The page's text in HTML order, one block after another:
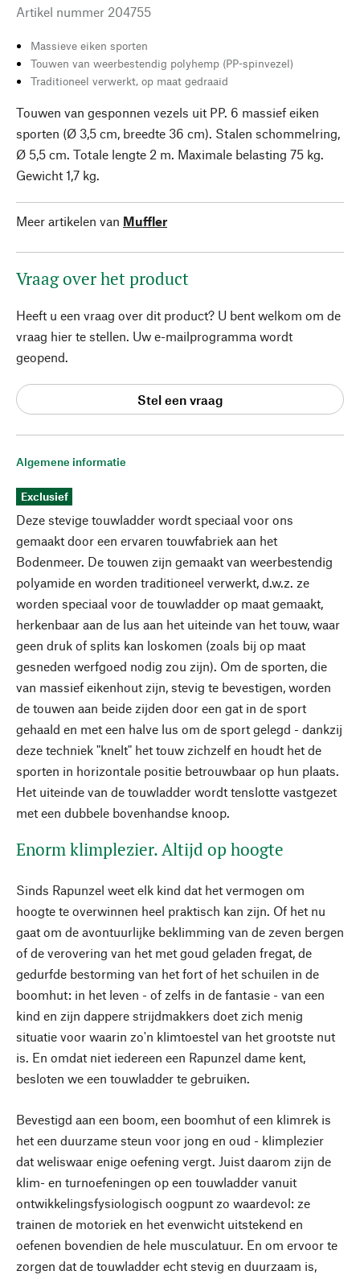
Algemene informatie
Exclusief
Deze stevige touwladder wordt speciaal voor ons
gemaakt door een ervaren touwfabriek aan het
Bodenmeer. De touwen zijn gemaakt van weerbestendig
polyamide en worden traditioneel verwerkt, d.w.z. ze
worden speciaal voor de touwladder op maat gemaakt,
herkenbaar aan de lus aan het uiteinde van het touw, waar
geen druk of splits kan loskomen (zoals bij op maat
gesneden werfgoed nodig zou zijn). Om de sporten, die
van massief eikenhout zijn, stevig te bevestigen, worden
de touwen aan beide zijden door een gat in de sport
gehaald en met een halve lus om de sport gelegd - dankzij
deze techniek "knelt" het touw zichzelf en houdt het de
sporten in horizontale positie betrouwbaar op hun plaats.
Het uiteinde van de touwladder wordt tenslotte vastgezet
met een dubbele bovenhandse knoop.
Enorm klimplezier. Altijd op hoogte
Sinds Rapunzel weet elk kind dat het vermogen om
hoogte te overwinnen heel praktisch kan zijn. Of het nu
gaat om de avontuurlijke beklimming van de zeven bergen
of de verovering van het met goud geladen fregat, de
gedurfde bestorming van het fort of het schuilen in de
boomhut: in het leven - of zelfs in de fantasie - van een
kind en zijn dappere strijdmakkers doet zich menig
situatie voor waarin zo'n klimtoestel van het grootste nut
is. En omdat niet iedereen een Rapunzel dame kent,
besloten we een touwladder te gebruiken.
Bevestigd aan een boom, een boomhut of een klimrek is
het een duurzame steun voor jong en oud - klimplezier
dat weliswaar enige oefening vergt. Juist daarom zijn de
klim- en turnoefeningen op een touwladder vanuit
ontwikkelingsfysiologisch oogpunt zo waardevol: ze
trainen de motoriek en het evenwicht uitstekend en
oefenen bovendien de hele musculatuur. En om ervoor te
zorgen dat de touwladder echt stevig en duurzaam is,
Artikel nummer 204755
Massieve eiken sporten
Touwen van weerbestendig polyhemp (PP-spinvezel)
Traditioneel verwerkt, op maat gedraaid
Touwen van gesponnen vezels uit PP. 6 massief eiken
sporten (Ø 3,5 cm, breedte 36 cm). Stalen schommelring,
Ø 5,5 cm. Totale lengte 2 m. Maximale belasting 75 kg.
Gewicht 1,7 kg.
Meer artikelen van Muffler
Vraag over het product
Heeft u een vraag over dit product? U bent welkom om de
vraag hier te stellen. Uw e-mailprogramma wordt
geopend.
Stel een vraag